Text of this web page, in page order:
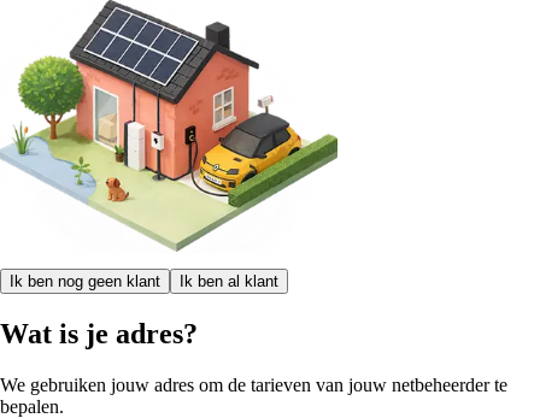
Ik ben nog geen klant Ik ben al klant
Wat is je adres?
We gebruiken jouw adres om de tarieven van jouw netbeheerder te
bepalen.